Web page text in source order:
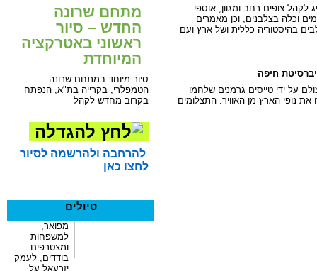
צופים רחב ומגוון, אוספי
וכלה בצלבנים, וכן מאמרים
בהיסטוריה כללית ושל ארץ ועם
על ידי טייסים גרמנים שלחמו
נופי הארץ מן האוויר. התצלומים
מתחם שרונה
החדש – סיור
ראשוני באטרקציה
המיוחדת
סיור מיוחד במתחם שרונה
הטמפלרי, בקרייה בת"א, הנפתח
בקרוב מחדש לקהל
להרחבה ולהרשמה לסיור
לחצו כאן
טיולים